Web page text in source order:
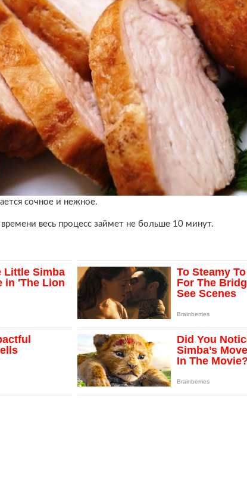
сочное и нежное.
весь процесс займет не больше 10 минут.